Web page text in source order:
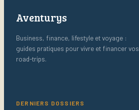
Aventurys
Business, finance, lifestyle et voyage :
guides pratiques pour vivre et financer vos
road-trips.
DERNIERS DOSSIERS